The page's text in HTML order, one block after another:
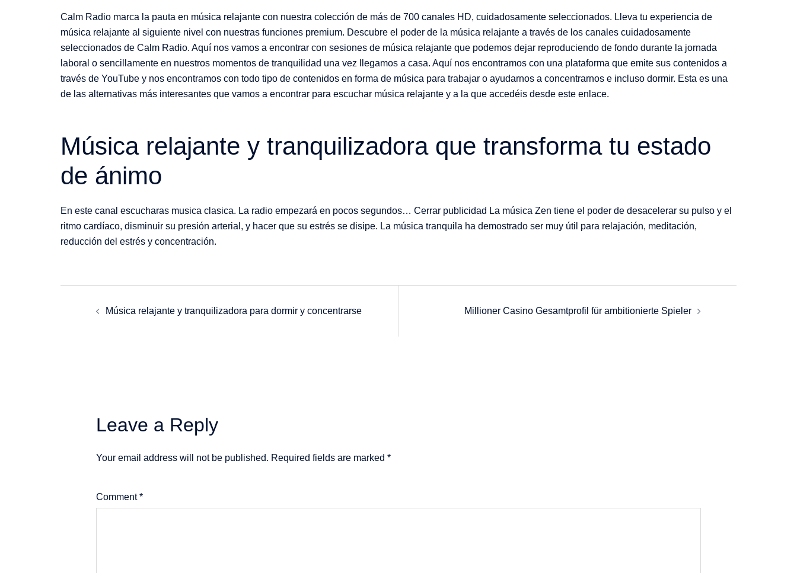
Calm Radio marca la pauta en música relajante con nuestra colección de más de 700 canales HD, cuidadosamente seleccionados. Lleva tu experiencia de
música relajante al siguiente nivel con nuestras funciones premium. Descubre el poder de la música relajante a través de los canales cuidadosamente
seleccionados de Calm Radio. Aquí nos vamos a encontrar con sesiones de música relajante que podemos dejar reproduciendo de fondo durante la jornada
laboral o sencillamente en nuestros momentos de tranquilidad una vez llegamos a casa. Aquí nos encontramos con una plataforma que emite sus contenidos a
través de YouTube y nos encontramos con todo tipo de contenidos en forma de música para trabajar o ayudarnos a concentrarnos e incluso dormir. Esta es una
de las alternativas más interesantes que vamos a encontrar para escuchar música relajante y a la que accedéis desde este enlace.
Música relajante y tranquilizadora que transforma tu estado
de ánimo
En este canal escucharas musica clasica. La radio empezará en pocos segundos… Cerrar publicidad La música Zen tiene el poder de desacelerar su pulso y el
ritmo cardíaco, disminuir su presión arterial, y hacer que su estrés se disipe. La música tranquila ha demostrado ser muy útil para relajación, meditación,
reducción del estrés y concentración.
Música relajante y tranquilizadora para dormir y concentrarse Millioner Casino Gesamtprofil für ambitionierte Spieler
Leave a Reply
Your email address will not be published. Required fields are marked *
Comment*